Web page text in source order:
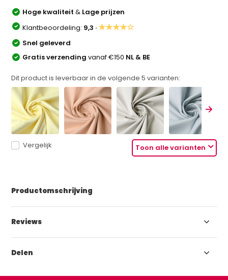
Hoge kwaliteit& Lage prijzen
Klantbeoordeling: 9,3 ·★★★★☆
Snel geleverd
Gratis verzendingvanaf €150 NL & BE
Dit product is leverbaar in de volgende5 varianten:
Toon alle varianten
Vergelijk
Productomschrijving
Reviews
Delen